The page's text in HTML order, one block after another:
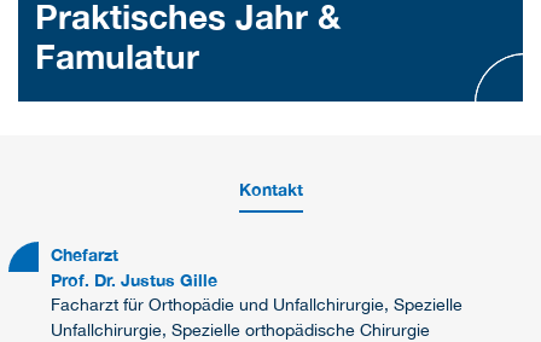
Praktisches Jahr &
Famulatur
Kontakt
Chefarzt
Prof. Dr. Justus Gille
Facharzt für Orthopädie und Unfallchirurgie, Spezielle
Unfallchirurgie, Spezielle orthopädische Chirurgie